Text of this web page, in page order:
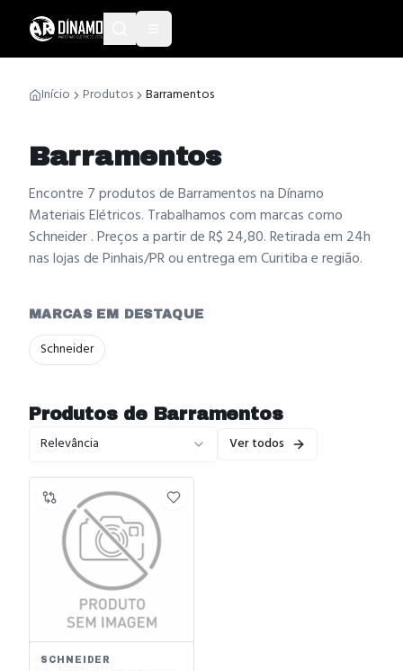
Início Produtos Barramentos
Barramentos
Encontre 7 produtos de Barramentos na Dínamo
Materiais Elétricos. Trabalhamos com marcas como
Schneider . Preços a partir de R$ 24,80. Retirada em 24h
nas lojas de Pinhais/PR ou entrega em Curitiba e região.
MARCAS EM DESTAQUE
Schneider
Produtos de Barramentos
Relevância Ver todos
SCHNEIDER